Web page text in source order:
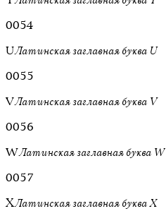
0054
UЛатинская заглавная буква U
0055
VЛатинская заглавная буква V
0056
WЛатинская заглавная буква W
0057
XЛатинская заглавная буква X